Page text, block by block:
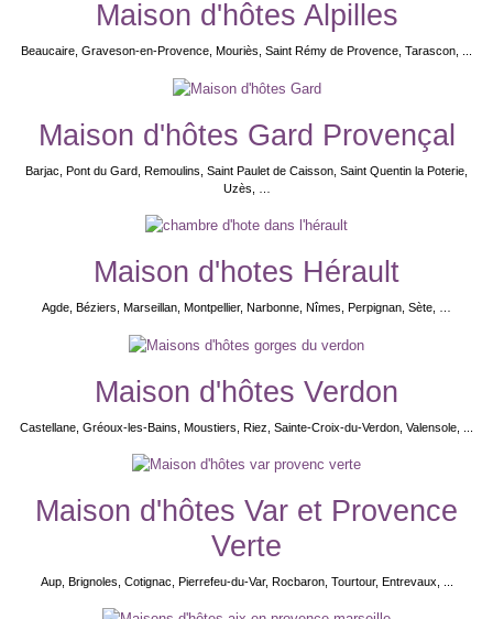
Maison d'hôtes Alpilles
Beaucaire, Graveson-en-Provence, Mouriès, Saint Rémy de Provence, Tarascon, ...
Maison d'hôtes Gard Provençal
Barjac, Pont du Gard, Remoulins, Saint Paulet de Caisson, Saint Quentin la Poterie,
Uzès, …
Maison d'hotes Hérault
Agde, Béziers, Marseillan, Montpellier, Narbonne, Nîmes, Perpignan, Sète, …
Maison d'hôtes Verdon
Castellane, Gréoux-les-Bains, Moustiers, Riez, Sainte-Croix-du-Verdon, Valensole, ...
Maison d'hôtes Var et Provence
Verte
Aup, Brignoles, Cotignac, Pierrefeu-du-Var, Rocbaron, Tourtour, Entrevaux, ...